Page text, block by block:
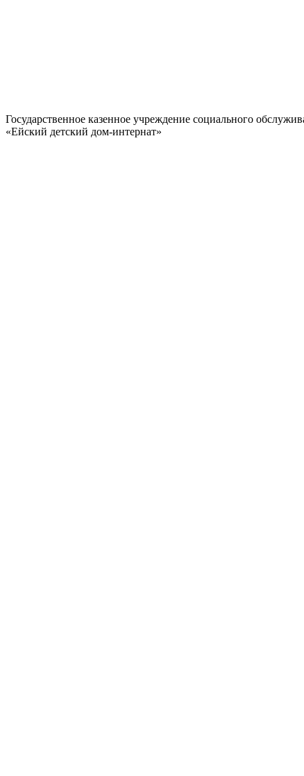
Государственное казенное учреждение социального
«Ейский детский дом-интернат»